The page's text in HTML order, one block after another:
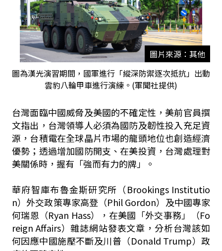
圖片來源：其他
圖為漢光演習期間，國軍進行「縱深防禦逐次抵抗」出動
雲豹八輪甲車進行演練。(軍聞社提供)
台灣面臨中國威脅及美國的不確定性，美前官員撰
文指出，台灣領導人必須為國防及韌性投入充足資
源，台積電在全球晶片市場的龍頭地位也創造經濟
優勢；透過增加國防開支、在美投資，台灣處理對
美關係時，握有「強而有力的牌」。
華府智庫布魯金斯研究所（Brookings Institutio
n）外交政策專家高登（Phil Gordon）及中國專家
何瑞恩（Ryan Hass），在美國「外交事務」（Fo
reign Affairs）雜誌網站發表文章，分析台灣該如
何因應中國施壓不斷及川普（Donald Trump）政